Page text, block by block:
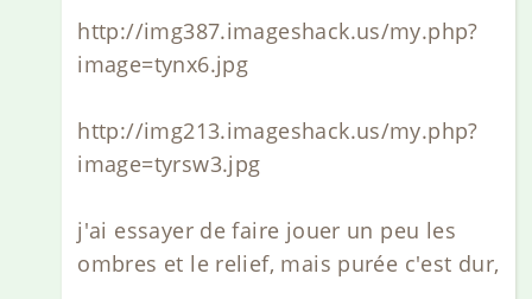
http://img387.imageshack.us/my.php?
image=tynx6.jpg
http://img213.imageshack.us/my.php?
image=tyrsw3.jpg
j'ai essayer de faire jouer un peu les
ombres et le relief, mais purée c'est dur,